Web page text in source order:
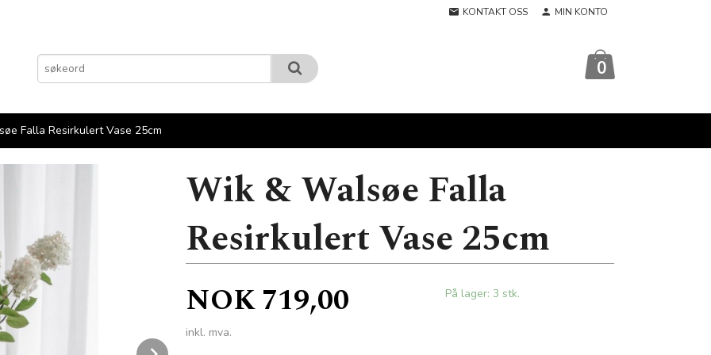
KONTAKT OSS MIN KONTO
0
Falla Resirkulert Vase 25cm
Wik & Walsøe Falla
Resirkulert Vase 25cm
Pris
NOK719,00
inkl. mva.
På lager: 3 stk.